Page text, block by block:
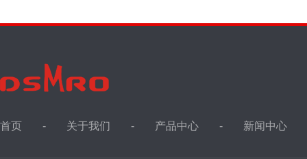
首页 关于我们 产品中心 新闻中心